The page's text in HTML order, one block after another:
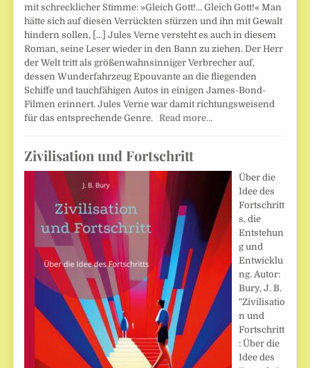
mit schrecklicher Stimme: »Gleich Gott!... Gleich Gott!« Man
hätte sich auf diesen Verrückten stürzen und ihn mit Gewalt
hindern sollen, [...] Jules Verne versteht es auch in diesem
Roman, seine Leser wieder in den Bann zu ziehen. Der Herr
der Welt tritt als größenwahnsinniger Verbrecher auf,
dessen Wunderfahrzeug Epouvante an die fliegenden
Schiffe und tauchfähigen Autos in einigen James-Bond-
Filmen erinnert. Jules Verne war damit richtungsweisend
für das entsprechende Genre.Read more…
Zivilisation und Fortschritt
Über die
Idee des
Fortschritt
s, die
Entstehun
g und
Entwicklu
ng. Autor:
Bury, J. B.
"Zivilisatio
n und
Fortschritt
: Über die
Idee des